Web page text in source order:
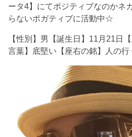
ータ4】にてポジティブなのかネ
らないポガティブに活動中☆
【性別】男【誕生日】11月21日
言葉】底堅い【座右の銘】人の